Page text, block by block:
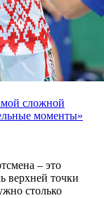
сложной
моменты»
– это
верхней точки
столько